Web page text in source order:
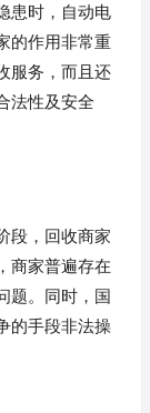
患时，自动电
的作用非常重
服务，而且还
法性及安全
段，回收商家
商家普遍存在
题。同时，国
的手段非法操